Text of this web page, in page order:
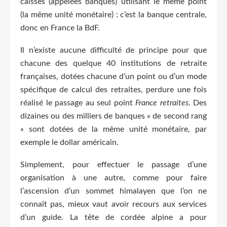
(la même unité monétaire) : c’est la banque centrale,
donc en France la BdF.
Il n’existe aucune difficulté de principe pour que
chacune des quelque 40 institutions de retraite
françaises, dotées chacune d’un point ou d’un mode
spécifique de calcul des retraites, perdure une fois
réalisé le passage au seul point France retraites. Des
dizaines ou des milliers de banques « de second rang
» sont dotées de la même unité monétaire, par
exemple le dollar américain.
Simplement, pour effectuer le passage d’une
organisation à une autre, comme pour faire
l’ascension d’un sommet himalayen que l’on ne
connaît pas, mieux vaut avoir recours aux services
d’un guide. La tête de cordée alpine a pour